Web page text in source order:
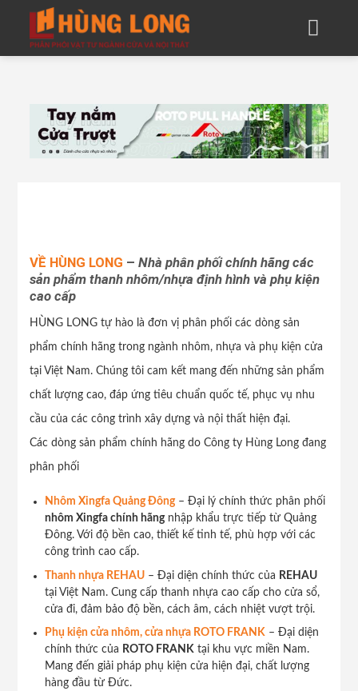
VỀ HÙNG LONG –Nhà phân phối chính hãng các
sản phẩm thanh nhôm/nhựa định hình và phụ kiện
cao cấp
HÙNG LONG tự hào là đơn vị phân phối các dòng sản
phẩm chính hãng trong ngành nhôm, nhựa và phụ kiện cửa
tại Việt Nam. Chúng tôi cam kết mang đến những sản phẩm
chất lượng cao, đáp ứng tiêu chuẩn quốc tế, phục vụ nhu
cầu của các công trình xây dựng và nội thất hiện đại.
Các dòng sản phẩm chính hãng do Công ty Hùng Long đang
phân phối
Nhôm Xingfa Quảng Đông– Đại lý chính thức phân phối
nhôm Xingfa chính hãngnhập khẩu trực tiếp từ Quảng
Đông. Với độ bền cao, thiết kế tinh tế, phù hợp với các
công trình cao cấp.
Thanh nhựa REHAU– Đại diện chính thức của REHAU
tại Việt Nam. Cung cấp thanh nhựa cao cấp cho cửa sổ,
cửa đi, đảm bảo độ bền, cách âm, cách nhiệt vượt trội.
Phụ kiện cửa nhôm, cửa nhựa ROTO FRANK– Đại diện
chính thức của ROTO FRANKtại khu vực miền Nam.
Mang đến giải pháp phụ kiện cửa hiện đại, chất lượng
hàng đầu từ Đức.